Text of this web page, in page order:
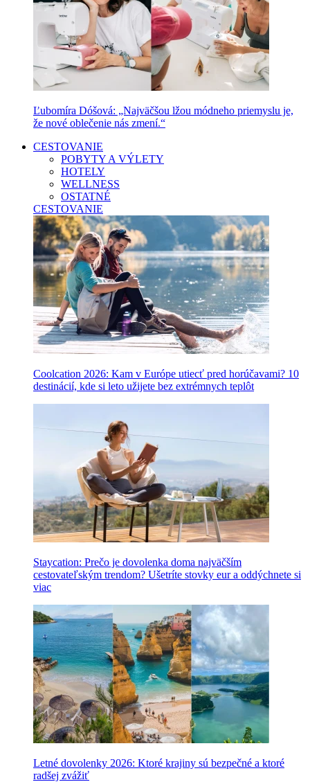
Ľubomíra Dóšová: „Najväčšou lžou módneho priemyslu je,
že nové oblečenie nás zmení.“
CESTOVANIE
POBYTY A VÝLETY
HOTELY
WELLNESS
OSTATNÉ
CESTOVANIE
Coolcation 2026: Kam v Európe utiecť pred horúčavami? 10
destinácií, kde si leto užijete bez extrémnych teplôt
Staycation: Prečo je dovolenka doma najväčším
cestovateľským trendom? Ušetríte stovky eur a oddýchnete si
viac
Letné dovolenky 2026: Ktoré krajiny sú bezpečné a ktoré
radšej zvážiť